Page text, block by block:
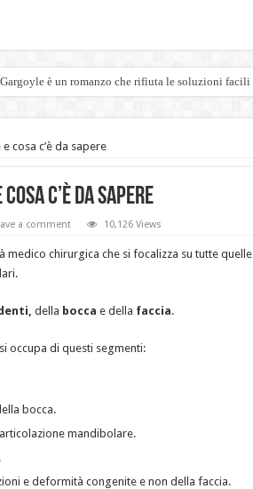
è un romanzo che rifiuta le soluzioni facili
cosa c’è da sapere
c’è da sapere
a comment 10,126 Views
chirurgica che si focalizza su tutte quelle
della bocca e della faccia.
occupa di questi segmenti:
bocca.
mandibolare.
e deformità congenite e non della faccia.